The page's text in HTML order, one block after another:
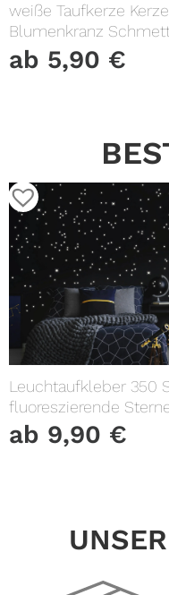
weiße Taufkerze
Blumenkranz
Wunschname & Datum
ab 5,90 €
Leuchtaufkleber 350
fluoreszierende
und Punkte leuchten
Dunklen Kinderzimmer
ab 9,90 €